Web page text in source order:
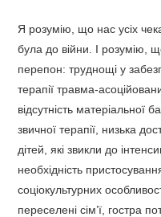
Я розумію, що нас усіх
була до війни. І розумію,
перепон: труднощі у
терапії травма-
відсутність матеріальної
звичної терапії, низька
дітей, які звикли до
необхідність
соціокультурних
переселені сім’ї, гостра